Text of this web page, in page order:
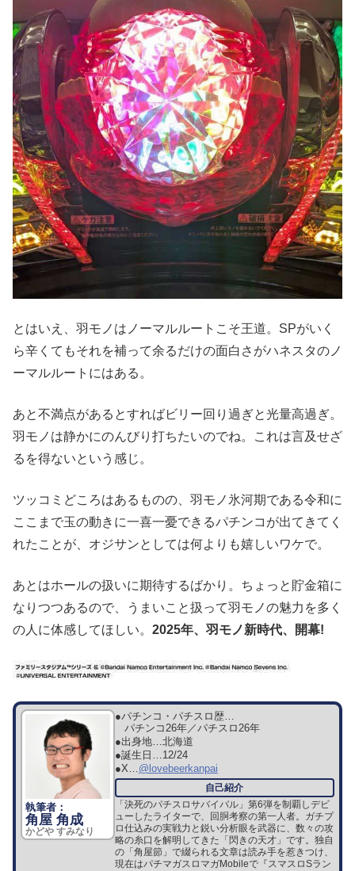
とはいえ、羽モノはノーマルルートこそ王道。SPがいく
ら辛くてもそれを補って余るだけの面白さがハネスタのノ
ーマルルートにはある。
あと不満点があるとすればビリー回り過ぎと光量高過ぎ。
羽モノは静かにのんびり打ちたいのでね。これは言及せざ
るを得ないという感じ。
ツッコミどころはあるものの、羽モノ氷河期である令和に
ここまで玉の動きに一喜一憂できるパチンコが出てきてく
れたことが、オジサンとしては何よりも嬉しいワケで。
あとはホールの扱いに期待するばかり。ちょっと貯金箱に
なりつつあるので、うまいこと扱って羽モノの魅力を多く
の人に体感してほしい。 2025年、羽モノ新時代、開幕!
角屋 角成
かどや すみなり
●パチンコ・パチスロ歴…
パチンコ26年／パチスロ26年
●出身地…北海道
●誕生日…12/24
●X…@lovebeerkanpai
「決死のパチスロサバイバル」第6弾を制覇しデビ
ューしたライターで、回胴考察の第一人者。ガチプ
ロ仕込みの実戦力と鋭い分析眼を武器に、数々の攻
略の糸口を解明してきた「閃きの天才」です。独自
の「角屋節」で綴られる文章は読み手を惹きつけ、
現在はパチマガスロマガMobileで『スマスロSラン